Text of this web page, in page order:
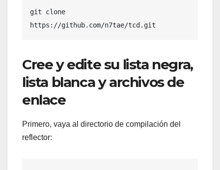
git clone
https://github.com/n7tae/tcd.git
Cree y edite su lista negra,
lista blanca y archivos de
enlace
Primero, vaya al directorio de compilación del
reflector: